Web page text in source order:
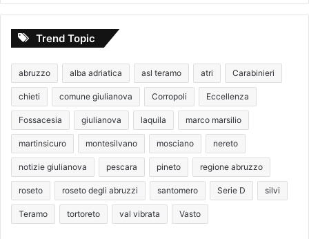
Trend Topic
abruzzo alba adriatica asl teramo atri Carabinieri
chieti comune giulianova Corropoli Eccellenza
Fossacesia giulianova laquila marco marsilio
martinsicuro montesilvano mosciano nereto
notizie giulianova pescara pineto regione abruzzo
roseto roseto degli abruzzi santomero Serie D silvi
Teramo tortoreto val vibrata Vasto